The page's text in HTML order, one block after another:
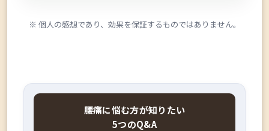
※ 個人の感想であり、効果を保証するものではありません。
腰痛に悩む方が知りたい
5つのQ&A